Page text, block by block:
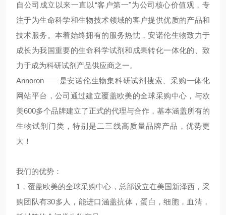
自公司成立以来一直以“客户第一"为公司核心价值观，专
注于为生命科学和生物技术领域的客户提供优质的产品和
技术服务。本着始终拥有的服务热忱，安诺伦生物致力于
成长为我国重要的生命科学试剂和成果转化一体化的 、致
力于成为科研试剂产品供应商之一。
Annoron——是安诺伦生物集科研试剂搜索、采购一体化
网站平台，公司通过建立覆盖欧美的全球采购中心，与欧
美600多个品牌建立了正式的代理与合作，基本涵盖所有的
生物试剂门类，特别是二三线高质量品牌产品，优势更
大！
我们的优势：
1，覆盖欧美的全球采购中心，总部设立在美国新泽西，采
购团队有30多人，能进口涵盖抗体，蛋白，细胞，血清，